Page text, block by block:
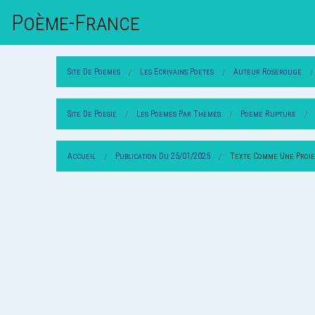
Poème-FrAnce
Site De Poemes Les Ecrivains Poetes Auteur Roserouge
Site De Poesie Les Poemes Par Themes Poeme Rupture
Accueil Publication Du 25/01/2025 Texte Comme Une Proie